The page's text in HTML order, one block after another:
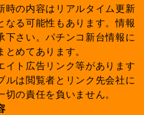
時の内容はリアルタイム更新
なる可能性もあります。情報
下さい。パチンコ新台情報に
めてあります。
イト広告リンク等があります
ルは閲覧者とリンク先会社に
の責任を負いません。